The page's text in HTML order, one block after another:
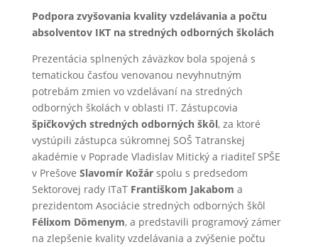
Podpora zvyšovania kvality vzdelávania a počtu
absolventov IKT na stredných odborných školách
Prezentácia splnených záväzkov bola spojená s
tematickou časťou venovanou nevyhnutným
potrebám zmien vo vzdelávaní na stredných
odborných školách v oblasti IT. Zástupcovia
špičkových stredných odborných škôl, za ktoré
vystúpili zástupca súkromnej SOŠ Tatranskej
akadémie v Poprade Vladislav Mitický a riaditeľ SPŠE
v Prešove Slavomír Kožárspolu s predsedom
Sektorovej rady ITaT Františkom Jakabom a
prezidentom Asociácie stredných odborných škôl
Félixom Dömenym, a predstavili programový zámer
na zlepšenie kvality vzdelávania a zvýšenie počtu